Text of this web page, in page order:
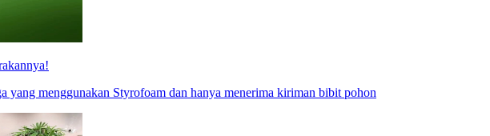
yang menggunakan Styrofoam dan hanya menerima kiriman bibit pohon